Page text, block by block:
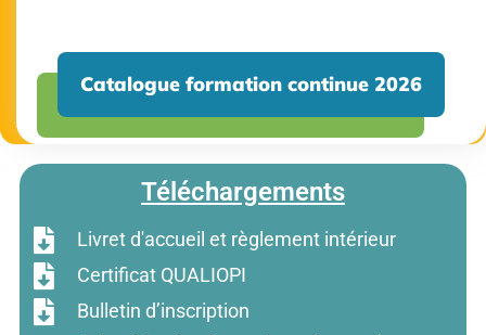
Catalogue formation continue 2026
Téléchargements
Livret d'accueil et règlement intérieur
Certificat QUALIOPI
Bulletin d’inscription